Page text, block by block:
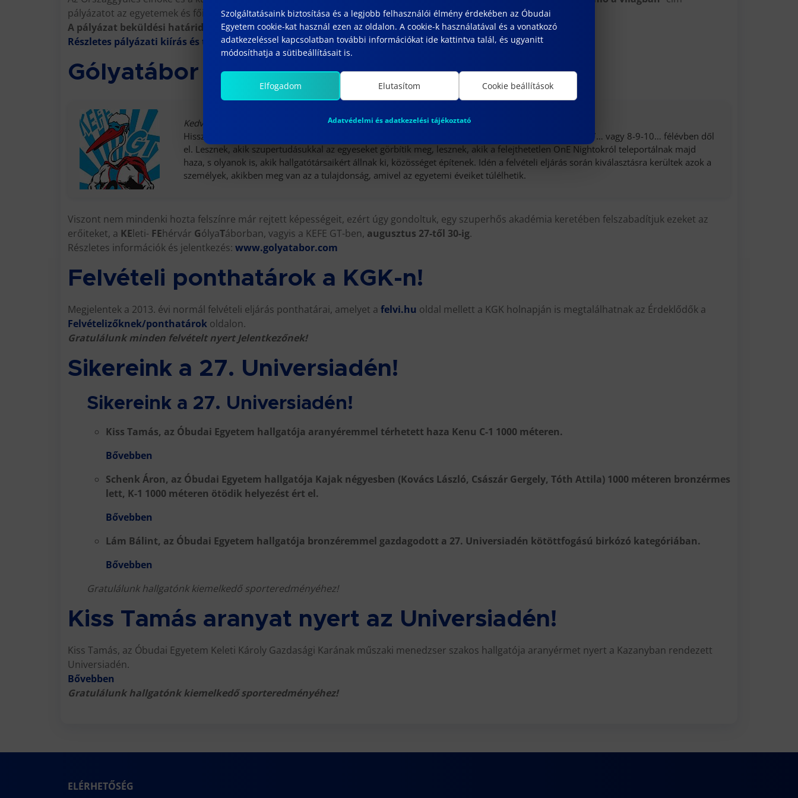
pályázatot az egyetemek és főiskolák hallgatói számára adott témakörökben.
A pályázat beküldési határideje: 2013. október 11.
Részletes pályázati kiírás és témakörök
Gólyatábor 2013.
Kedves Gólya!
Hisszük, hogy mindannyiunkban rejtőzik egy hős… de hogy milyen tettekre hivatott, az a következő 7… vagy 8-9-10… félévben dől
el. Lesznek, akik szupertudásukkal az egyeseket görbítik meg, lesznek, akik a felejthetetlen OnE Nightokról teleportálnak majd
haza, s olyanok is, akik hallgatótársaikért állnak ki, közösséget építenek. Idén a felvételi eljárás során kiválasztásra kerültek azok a
személyek, akikben meg van az a tulajdonság, amivel az egyetemi éveiket túlélhetik.
Viszont nem mindenki hozta felszínre már rejtett képességeit, ezért úgy gondoltuk, egy szuperhős akadémia keretében felszabadítjuk ezeket az
erőiteket, a KEleti- FEhérvár GólyaTáborban, vagyis a KEFE GT-ben, augusztus 27-től 30-ig.
Részletes információk és jelentkezés: www.golyatabor.com
Felvételi ponthatárok a KGK-n!
Megjelentek a 2013. évi normál felvételi eljárás ponthatárai, amelyet a felvi.hu oldal mellett a KGK holnapján is megtalálhatnak az Érdeklődők a
Felvételizőknek/ponthatárok oldalon.
Gratulálunk minden felvételt nyert Jelentkezőnek!
Sikereink a 27. Universiadén!
Sikereink a 27. Universiadén!
Kiss Tamás, az Óbudai Egyetem hallgatója aranyéremmel térhetett haza Kenu C-1 1000 méteren.
Bővebben
Schenk Áron, az Óbudai Egyetem hallgatója Kajak négyesben (Kovács László, Császár Gergely, Tóth Attila) 1000 méteren bronzérmes
lett, K-1 1000 méteren ötödik helyezést ért el.
Bővebben
Lám Bálint, az Óbudai Egyetem hallgatója bronzéremmel gazdagodott a 27. Universiadén kötöttfogású birkózó kategóriában.
Bővebben
Gratulálunk hallgatónk kiemelkedő sporteredményéhez!
Kiss Tamás aranyat nyert az Universiadén!
Kiss Tamás, az Óbudai Egyetem Keleti Károly Gazdasági Karának műszaki menedzser szakos hallgatója aranyérmet nyert a Kazanyban rendezett
Universiadén.
Bővebben
Gratulálunk hallgatónk kiemelkedő sporteredményéhez!
ELÉRHETŐSÉG
Szolgáltatásaink biztosítása és a legjobb felhasználói élmény érdekében az Óbudai
Egyetem cookie-kat használ ezen az oldalon. A cookie-k használatával és a vonatkozó
adatkezeléssel kapcsolatban további információkat ide kattintva talál, és ugyanitt
módosíthatja a sütibeállításait is.
Elfogadom Elutasítom Cookie beállítások
Adatvédelmi és adatkezelési tájékoztató